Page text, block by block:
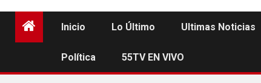
Inicio Lo Último Ultimas Noticias
Política 55TV EN VIVO